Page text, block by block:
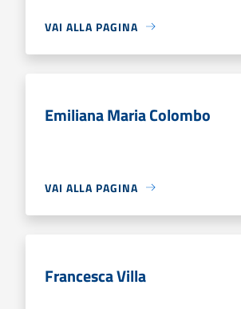
VAI ALLA PAGINA
Emiliana Maria Colombo
VAI ALLA PAGINA
Francesca Villa